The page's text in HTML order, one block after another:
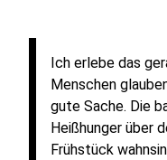
Ich erlebe das
Menschen
gute Sache. Die
Heißhunger über
Frühstück